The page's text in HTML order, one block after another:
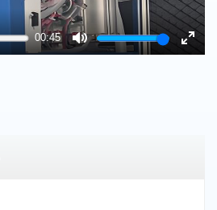
00:45
Mute
Enter